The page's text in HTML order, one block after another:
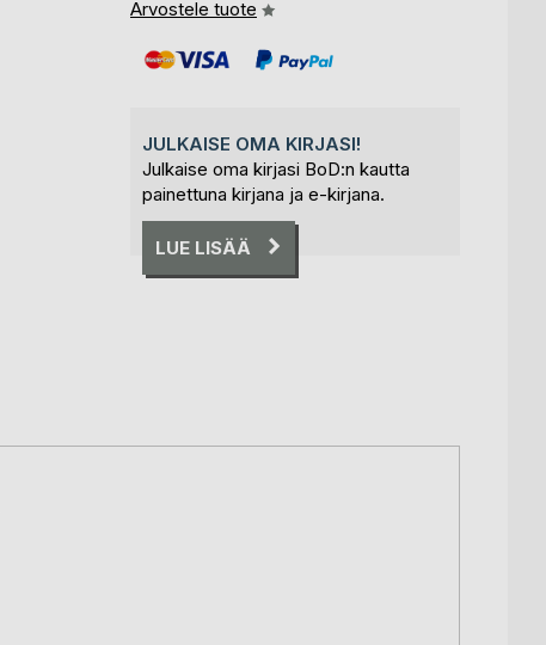
Arvostele tuote
JULKAISE OMA KIRJASI!
Julkaise oma kirjasi BoD:n kautta
painettuna kirjana ja e-kirjana.
LUE LISÄÄ